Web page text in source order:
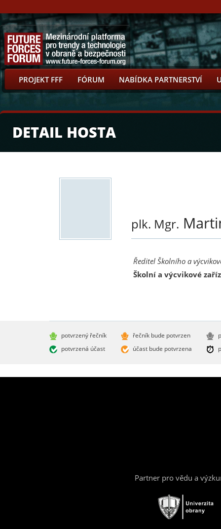
PROJEKT FFF FÓRUM NABÍDKA PARTNERSTVÍ
DETAIL HOSTA
plk. Mgr.
Ředitel Školního a
Školní a výcvikové
potvrzený řečník
potvrzená účast
řečník bude potvrzen
účast bude potvrzena
Partner pro vědu a